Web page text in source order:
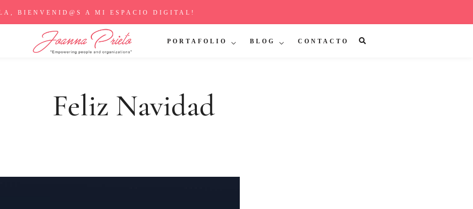
BIENVENID@S A MI ESPACIO DIGITAL!
PORTAFOLIO BLOG CONTACTO
Feliz Navidad